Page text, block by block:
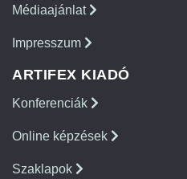
Médiaajánlat
Impresszum
ARTIFEX KIADÓ
Konferenciák
Online képzések
Szaklapok